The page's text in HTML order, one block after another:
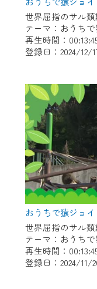
テーマ：おうち
再生時間：
登録日：2024/12/
テーマ：おうち
再生時間：
登録日：2024/11/